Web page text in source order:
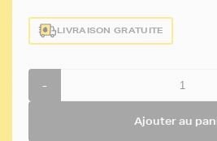
LIVRAISON GRATUITE
-
Ajouter au